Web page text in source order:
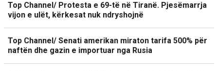
Top Channel/ Protesta e 69-të në Tiranë. Pjesëmarrja
vijon e ulët, kërkesat nuk ndryshojnë
Top Channel/ Senati amerikan miraton tarifa 500% për
naftën dhe gazin e importuar nga Rusia